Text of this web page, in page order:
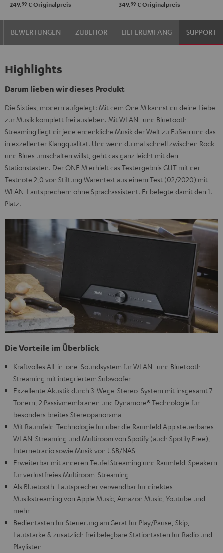
249,99 € Originalpreis 349,99 € Originalpreis
BEWERTUNGEN ZUBEHÖR LIEFERUMFANG SUPPORT
Highlights
Darum lieben wir dieses Produkt
Die Sixties, modern aufgelegt: Mit dem One M kannst du deine Liebe
zur Musik komplett frei ausleben. Mit WLAN- und Bluetooth-
Streaming liegt dir jede erdenkliche Musik der Welt zu Füßen und das
in exzellenter Klangqualität. Und wenn du mal schnell zwischen Rock
und Blues umschalten willst, geht das ganz leicht mit den
Stationstasten. Der ONE M erhielt das Testergebnis GUT mit der
Testnote 2,0 von Stiftung Warentest aus einem Test (02/2020) mit
WLAN-Lautsprechern ohne Sprachassistent. Er belegte damit den 1.
Platz.
Die Vorteile im Überblick
Kraftvolles All-in-one-Soundsystem für WLAN- und Bluetooth-
Streaming mit integriertem Subwoofer
Exzellente Akustik durch 3-Wege-Stereo-System mit insgesamt 7
Tönern, 2 Passivmembranen und Dynamore® Technologie für
besonders breites Stereopanorama
Mit Raumfeld-Technologie für über die Raumfeld App steuerbares
WLAN-Streaming und Multiroom von Spotify (auch Spotify Free),
Internetradio sowie Musik von USB/NAS
Erweiterbar mit anderen Teufel Streaming und Raumfeld-Speakern
für verlustfreies Multiroom-Streaming
Als Bluetooth-Lautsprecher verwendbar für direktes
Musikstreaming von Apple Music, Amazon Music, Youtube und
mehr
Bedientasten für Steuerung am Gerät für Play/Pause, Skip,
Lautstärke & zusätzlich frei belegbare Stationtasten für Radio und
Playlisten